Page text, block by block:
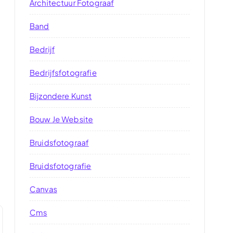
Architectuur Fotograaf
Band
Bedrijf
Bedrijfsfotografie
Bijzondere Kunst
Bouw Je Website
Bruidsfotograaf
Bruidsfotografie
Canvas
Cms